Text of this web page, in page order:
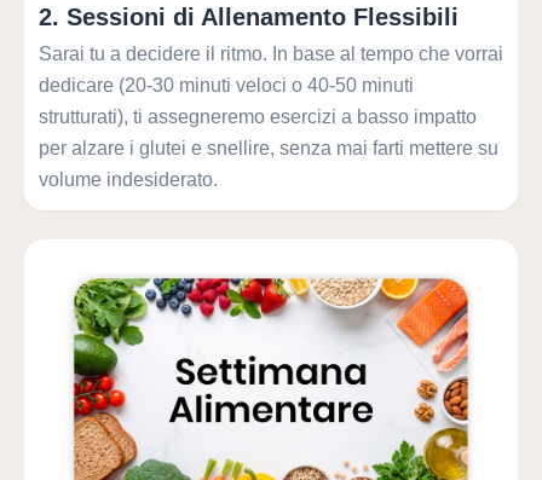
2. Sessioni di Allenamento Flessibili
Sarai tu a decidere il ritmo. In base al tempo che vorrai
dedicare (20-30 minuti veloci o 40-50 minuti
strutturati), ti assegneremo esercizi a basso impatto
per alzare i glutei e snellire, senza mai farti mettere su
volume indesiderato.